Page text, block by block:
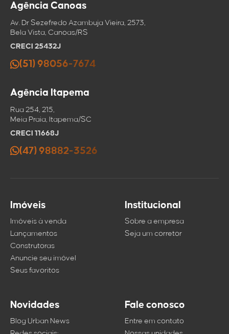
Agência Canoas
Av. Dr Sezefredo Azambuja Vieira, 2573,
Bela Vista, Canoas/RS
CRECI 25432J
(51) 98056-7674
Agência Itapema
Rua 254, 215,
Meia Praia, Itapema/SC
CRECI 11668J
(47) 98882-3526
Imóveis
Imóveis à venda
Lançamentos
Construtoras
Anuncie seu imóvel
Seus favoritos
Institucional
Sobre a empresa
Seja um corretor
Novidades
Blog Urban News
Fale conosco
Entre em contato